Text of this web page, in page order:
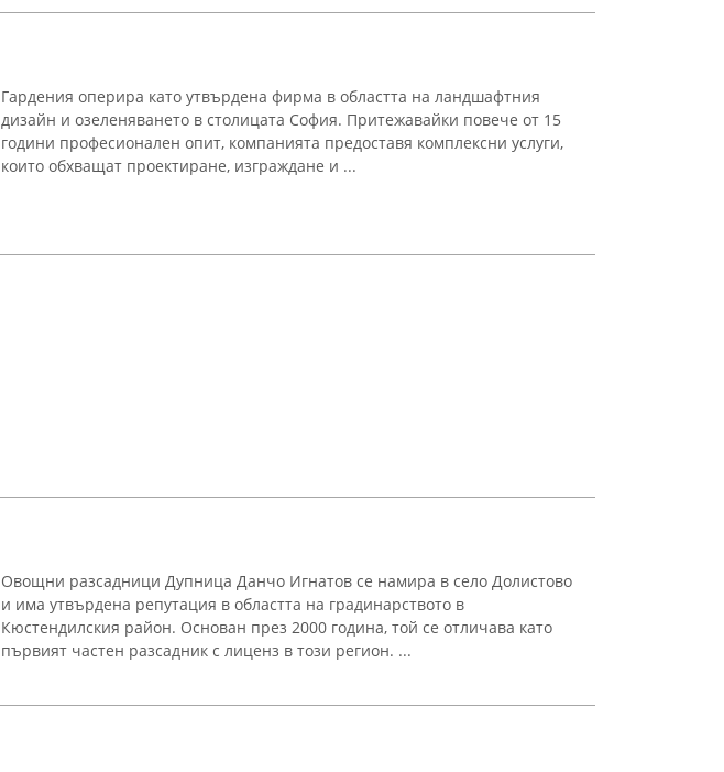
Гардения оперира като утвърдена фирма в областта на ландшафтния
дизайн и озеленяването в столицата София. Притежавайки повече от 15
години професионален опит, компанията предоставя комплексни услуги,
които обхващат проектиране, изграждане и ...
Овощни разсадници Дупница Данчо Игнатов се намира в село Долистово
и има утвърдена репутация в областта на градинарството в
Кюстендилския район. Основан през 2000 година, той се отличава като
първият частен разсадник с лиценз в този регион. ...